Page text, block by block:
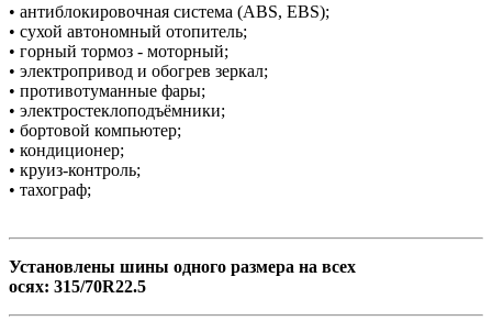
• антиблокировочная система (АBS, ЕBS);
• сухой автономный отопитель;
• горный тормоз - моторный;
• электропривод и обогрев зеркал;
• противотуманные фары;
• электростеклоподъёмники;
• бортовой компьютер;
• кондиционер;
• круиз-контроль;
• тахограф;
Установлены шины одного размера на всех
осях: 315/70R22.5